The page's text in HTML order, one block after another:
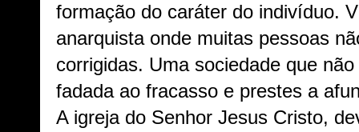
formação do caráter do indivíduo.
anarquista onde muitas pessoas
corrigidas. Uma sociedade que
fadada ao fracasso e prestes a
A igreja do Senhor Jesus Cristo,